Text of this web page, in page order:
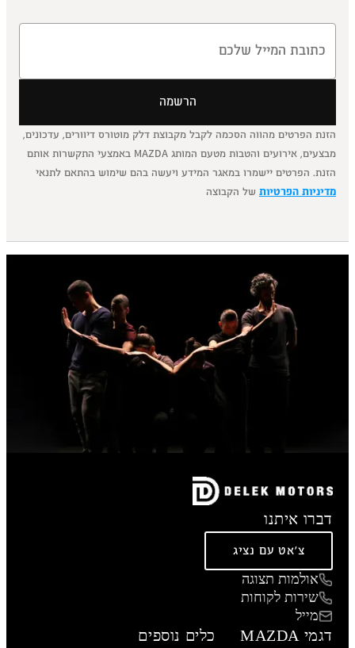
הרשמה
הזנת הפרטים מהווה הסכמה לקבל מקבוצת דלק מוטורס דיוורים, עדכונים,
מבצעים, אירועים והטבות מטעם המותג MAZDA באמצעי התקשרות אותם
הזנת. הפרטים יישמרו במאגר המידע ויעשה בהם שימוש בהתאם לתנאי
מדיניות הפרטיותשל הקבוצה
דברו איתנו
צ'אט עם נציג
אולמות תצוגה
שירות לקוחות
מייל
דגמי MAZDA כלים נוספים